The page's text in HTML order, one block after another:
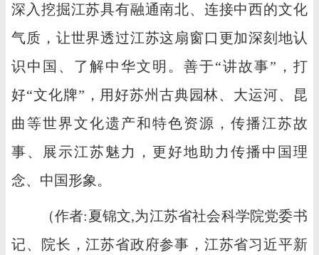
深入挖掘江苏具有融通南北、连接中西的文化
气质，让世界透过江苏这扇窗口更加深刻地认
识中国、了解中华文明。善于“讲故事”，打
好“文化牌”，用好苏州古典园林、大运河、昆
曲等世界文化遗产和特色资源，传播江苏故
事、展示江苏魅力，更好地助力传播中国理
念、中国形象。
（作者:夏锦文,为江苏省社会科学院党委书
记、院长，江苏省政府参事，江苏省习近平新